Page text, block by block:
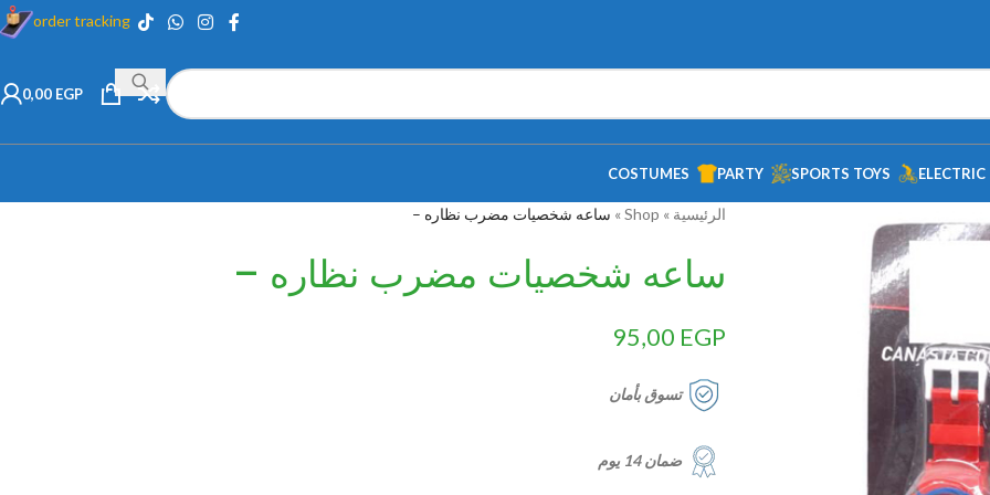
order tracking
0,00 EGP
ELECTRIC
SPORTS TOYS
PARTY
COSTUMES
الرئيسية »
Shop
» ساعه شخصيات مضرب نظاره –
ساعه شخصيات مضرب نظاره –
95,00 EGP
تسوق بأمان
ضمان 14 يوم